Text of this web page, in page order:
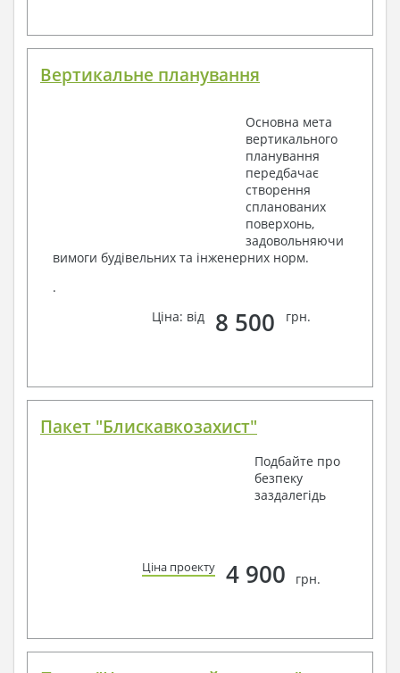
Вертикальне планування
Основна мета
вертикального
планування
передбачає
створення
спланованих
поверхонь,
задовольняючи
вимоги будівельних та інженерних норм.
.
Ціна: від
8 500 грн.
Пакет "Блискавкозахист"
Подбайте про
безпеку
заздалегідь
Ціна проекту 4 900 грн.